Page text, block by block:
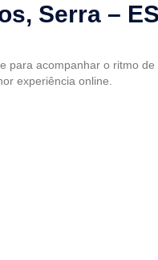
Serra – ES
para acompanhar o ritmo
experiência online.